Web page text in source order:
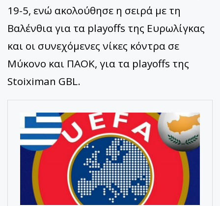
19-5, ενώ ακολούθησε η σειρά με τη
Βαλένθια για τα playoffs της Ευρωλίγκας
και οι συνεχόμενες νίκες κόντρα σε
Μύκονο και ΠΑΟΚ, για τα playoffs της
Stoiximan GBL.